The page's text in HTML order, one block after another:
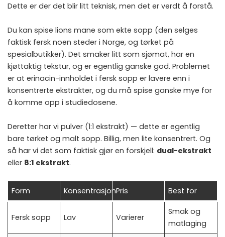
Dette er der det blir litt teknisk, men det er verdt å forstå.
Du kan spise lions mane som ekte sopp (den selges
faktisk fersk noen steder i Norge, og tørket på
spesialbutikker). Det smaker litt som sjømat, har en
kjøttaktig tekstur, og er egentlig ganske god. Problemet
er at erinacin-innholdet i fersk sopp er lavere enn i
konsentrerte ekstrakter, og du må spise ganske mye for
å komme opp i studiedosene.
Deretter har vi pulver (1:1 ekstrakt) — dette er egentlig
bare tørket og malt sopp. Billig, men lite konsentrert. Og
så har vi det som faktisk gjør en forskjell: dual-ekstrakt
eller 8:1 ekstrakt.
Form KonsentrasjonPris Best for
Fersk sopp Lav Varierer
Smak og
matlaging